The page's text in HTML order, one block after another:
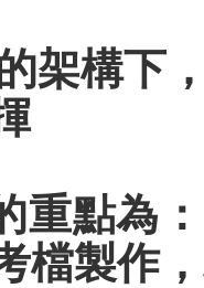
架構下
重點為
檔製作